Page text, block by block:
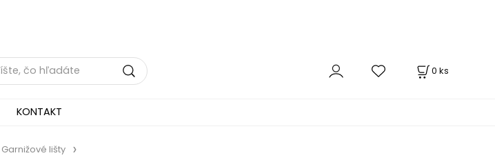
0 ks
KONTAKT
Garnižové lišty